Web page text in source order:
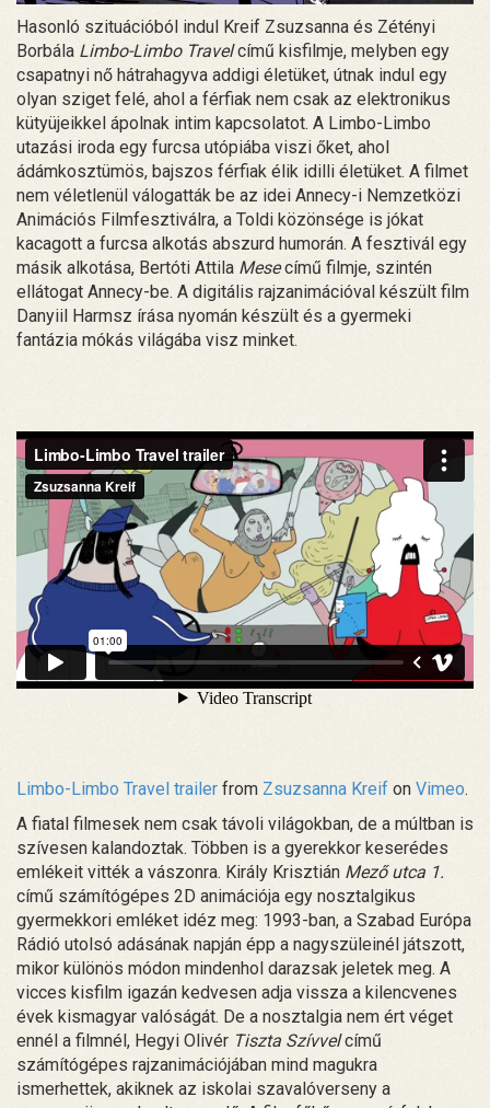
Hasonló szituációból indul Kreif Zsuzsanna és Zétényi
Borbála Limbo-Limbo Travelcímű kisfilmje, melyben egy
csapatnyi nő hátrahagyva addigi életüket, útnak indul egy
olyan sziget felé, ahol a férfiak nem csak az elektronikus
kütyüjeikkel ápolnak intim kapcsolatot. A Limbo-Limbo
utazási iroda egy furcsa utópiába viszi őket, ahol
ádámkosztümös, bajszos férfiak élik idilli életüket. A filmet
nem véletlenül válogatták be az idei Annecy-i Nemzetközi
Animációs Filmfesztiválra, a Toldi közönsége is jókat
kacagott a furcsa alkotás abszurd humorán. A fesztivál egy
másik alkotása, Bertóti Attila Mesecímű filmje, szintén
ellátogat Annecy-be. A digitális rajzanimációval készült film
Danyiil Harmsz írása nyomán készült és a gyermeki
fantázia mókás világába visz minket.
Limbo-Limbo Travel trailer from Zsuzsanna Kreif on Vimeo.
A fiatal filmesek nem csak távoli világokban, de a múltban is
szívesen kalandoztak. Többen is a gyerekkor keserédes
emlékeit vitték a vászonra. Király Krisztián Mező utca 1.
című számítógépes 2D animációja egy nosztalgikus
gyermekkori emléket idéz meg: 1993-ban, a Szabad Európa
Rádió utolsó adásának napján épp a nagyszüleinél játszott,
mikor különös módon mindenhol darazsak jeletek meg. A
vicces kisfilm igazán kedvesen adja vissza a kilencvenes
évek kismagyar valóságát. De a nosztalgia nem ért véget
ennél a filmnél, Hegyi Olivér Tiszta Szívvelcímű
számítógépes rajzanimációjában mind magukra
ismerhettek, akiknek az iskolai szavalóverseny a